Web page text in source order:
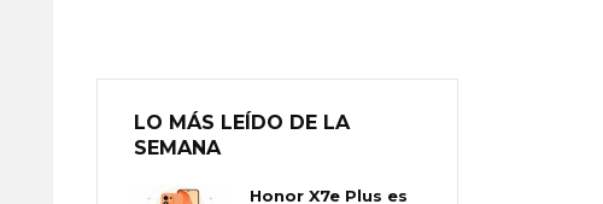
LO MÁS LEÍDO DE LA
SEMANA
Honor X7e Plus es